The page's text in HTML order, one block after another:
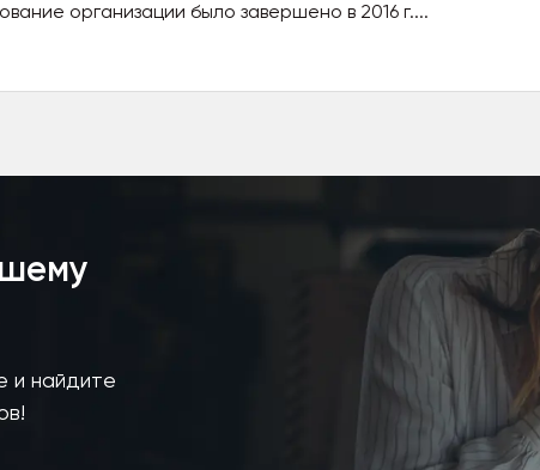
организации было завершено в 2016 г....
и найдите